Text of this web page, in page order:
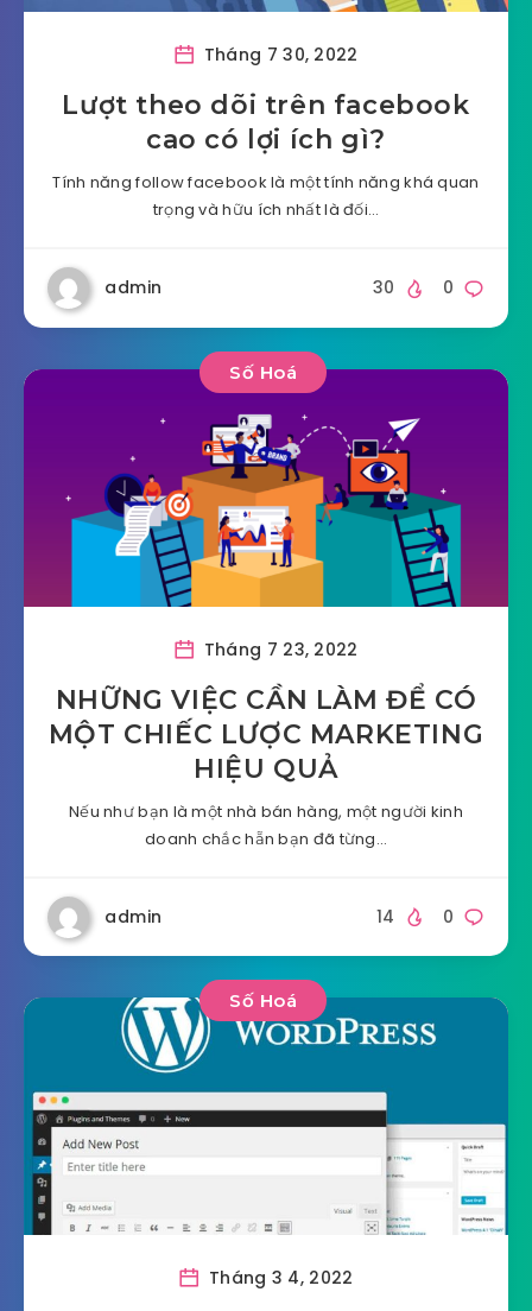
Tháng 7 30, 2022
Lượt theo dõi trên facebook
cao có lợi ích gì?
Tính năng follow facebook là một tính năng khá quan
trọng và hữu ích nhất là đối…
admin 0
30
Số Hoá
Tháng 7 23, 2022
NHỮNG VIỆC CẦN LÀM ĐỂ CÓ
MỘT CHIẾC LƯỢC MARKETING
HIỆU QUẢ
Nếu như bạn là một nhà bán hàng, một người kinh
doanh chắc hẵn bạn đã từng…
admin 0
14
Số Hoá
Tháng 3 4, 2022